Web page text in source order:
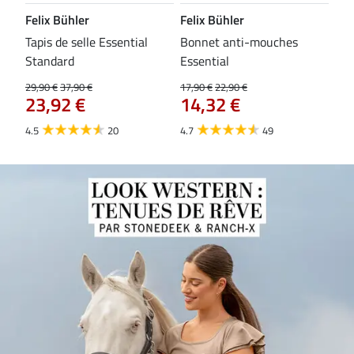
Felix Bühler
Tapis de selle Essential
Standard
29,90 €37,90 €
23,92 €
4.5 20
Felix Bühler
Bonnet anti-mouches
Essential
17,90 €22,90 €
14,32 €
4.7 49